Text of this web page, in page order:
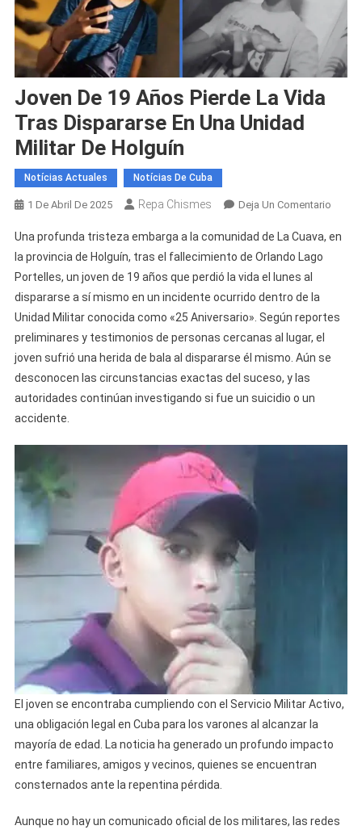
Joven De 19 Años Pierde La Vida
Tras Dispararse En Una Unidad
Militar De Holguín
Notícias Actuales Notícias De Cuba
1 De Abril De 2025 Repa Chismes Deja Un ComentarioEn
De
La
Militar
Una profunda tristeza embarga a la comunidad de La Cuava, en
la provincia de Holguín, tras el fallecimiento de Orlando Lago
Portelles, un joven de 19 años que perdió la vida el lunes al
dispararse a sí mismo en un incidente ocurrido dentro de la
Unidad Militar conocida como «25 Aniversario». Según reportes
preliminares y testimonios de personas cercanas al lugar, el
joven sufrió una herida de bala al dispararse él mismo. Aún se
desconocen las circunstancias exactas del suceso, y las
autoridades continúan investigando si fue un suicidio o un
accidente.
El joven se encontraba cumpliendo con el Servicio Militar Activo,
una obligación legal en Cuba para los varones al alcanzar la
mayoría de edad. La noticia ha generado un profundo impacto
entre familiares, amigos y vecinos, quienes se encuentran
consternados ante la repentina pérdida.
Aunque no hay un comunicado oficial de los militares, las redes